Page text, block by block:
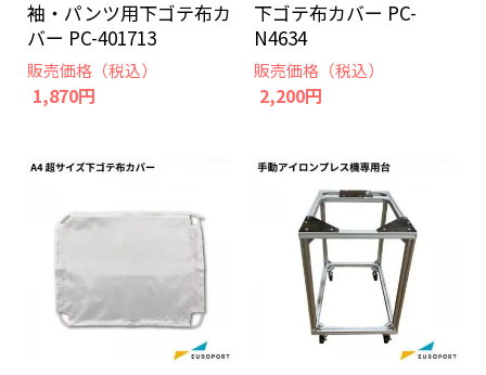
袖・パンツ用下ゴテ布カ
バー PC-401713
販売価格（税込）
1,870円
下ゴテ布カバー PC-
N4634
販売価格（税込）
2,200円